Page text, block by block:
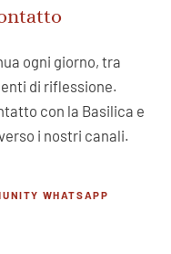
ogni giorno, tra
di riflessione.
con la Basilica e
i nostri canali.
WHATSAPP